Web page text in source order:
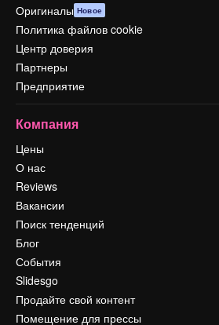
Оригиналы Новое
Политика файлов cookie
Центр доверия
Партнеры
Предприятие
Компания
Цены
О нас
Reviews
Вакансии
Поиск тенденций
Блог
События
Slidesgo
Продайте свой контент
Помещение для прессы